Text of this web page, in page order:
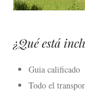
¿Qué está
Guia calificado
Todo el